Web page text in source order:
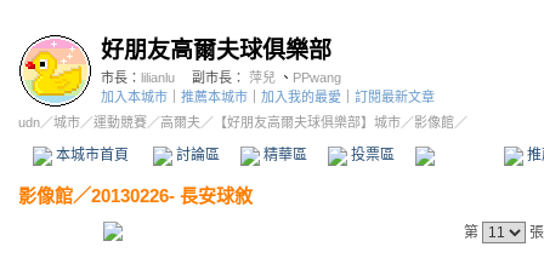
好朋友高爾夫球俱樂部
市長： lilianlu 副市長： 萍兒 、 PPwang
加入本城市
推薦本城市 加入我的最愛
訂閱最新文章
udn／城市／運動競賽／高爾夫／ 【好朋友高爾夫球俱樂部】城市／影像館／
本城市首頁 討論區 精華區 投票區 影像館
影像館／20130226- 長安球敘
第